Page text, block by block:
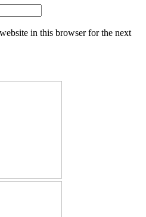
in this browser for the next